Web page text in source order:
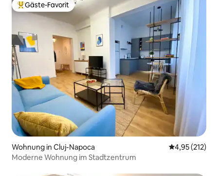
Beliebter Gäste-Favorit.
Gäste-Favorit
Wohnung in Cluj-Napoca
4,95 (212)
Moderne Wohnung im Stadtzentrum